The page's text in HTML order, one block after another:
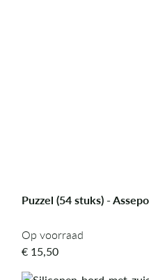
Puzzel (54 stuks) -
Op voorraad
Op voorraad
€ 15,50